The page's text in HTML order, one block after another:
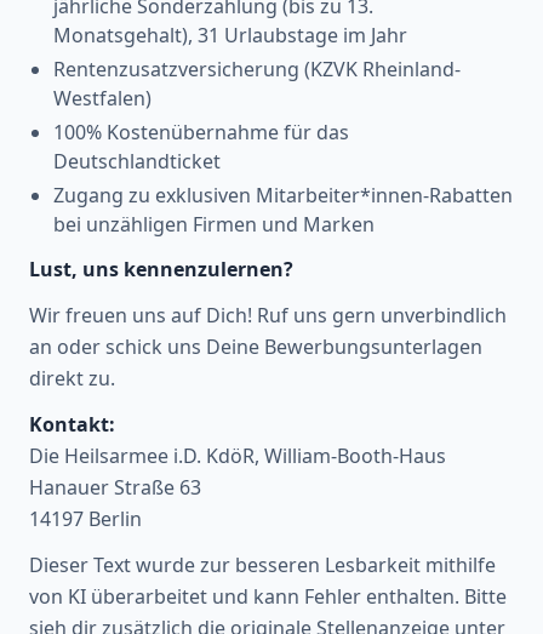
jährliche Sonderzahlung (bis zu 13.
Monatsgehalt), 31 Urlaubstage im Jahr
Rentenzusatzversicherung (KZVK Rheinland-
Westfalen)
100% Kostenübernahme für das
Deutschlandticket
Zugang zu exklusiven Mitarbeiter*innen-Rabatten
bei unzähligen Firmen und Marken
Lust, uns kennenzulernen?
Wir freuen uns auf Dich! Ruf uns gern unverbindlich
an oder schick uns Deine Bewerbungsunterlagen
direkt zu.
Kontakt:
Die Heilsarmee i.D. KdöR, William-Booth-Haus
Hanauer Straße 63
14197 Berlin
Dieser Text wurde zur besseren Lesbarkeit mithilfe
von KI überarbeitet und kann Fehler enthalten. Bitte
sieh dir zusätzlich die originale Stellenanzeige unter